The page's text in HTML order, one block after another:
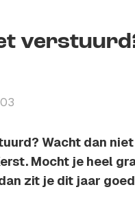
Wacht dan
Mocht je heel
zit je dit jaar goed